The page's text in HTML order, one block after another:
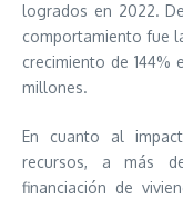
logrados en 2022.
comportamiento fue
crecimiento de
millones.
En cuanto al
recursos, a más
financiación de